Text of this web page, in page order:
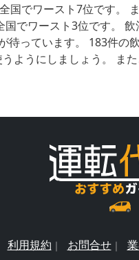
国でワースト7位です。
でワースト3位です。
待っています。 183件
ようにしましょう。 ま
利用規約 お問合せ